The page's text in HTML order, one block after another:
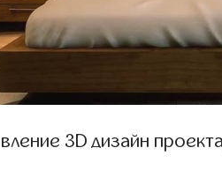
3D дизайн